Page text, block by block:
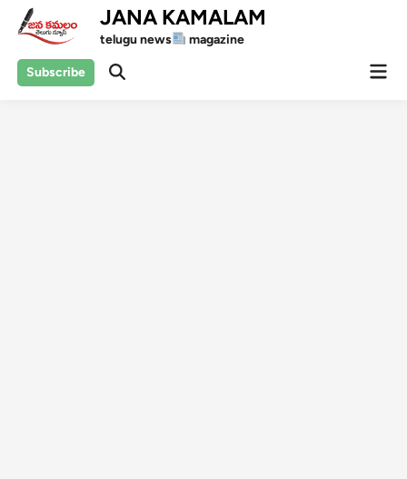
Skip
JANA KAMALAM
telugu news magazine
Subscribe
Open